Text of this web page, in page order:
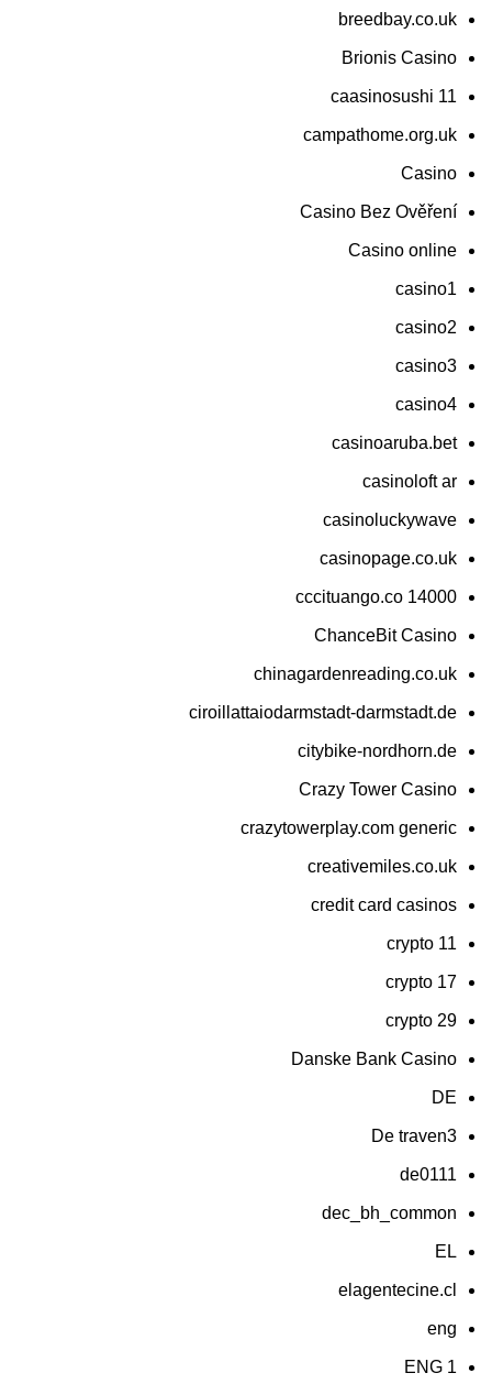
breedbay.co.uk
Brionis Casino
caasinosushi 11
campathome.org.uk
Casino
Casino Bez Ověření
Casino online
casino1
casino2
casino3
casino4
casinoaruba.bet
casinoloft ar
casinoluckywave
casinopage.co.uk
cccituango.co 14000
ChanceBit Casino
chinagardenreading.co.uk
ciroillattaiodarmstadt-darmstadt.de
citybike-nordhorn.de
Crazy Tower Сasino
crazytowerplay.com generic
creativemiles.co.uk
credit card casinos
crypto 11
crypto 17
crypto 29
Danske Bank Casino
DE
De traven3
de0111
dec_bh_common
EL
elagentecine.cl
eng
ENG 1